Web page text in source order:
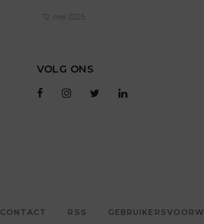
12 mei 2025
VOLG ONS
CONTACT RSS